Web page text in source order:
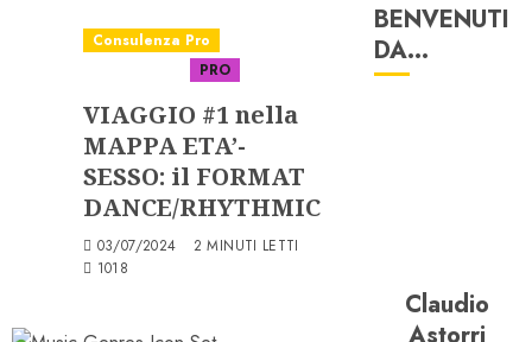
Consulenza Pro
PRO
VIAGGIO #1 nella
MAPPA ETA’-
SESSO: il FORMAT
DANCE/RHYTHMIC
03/07/2024
2 MINUTI LETTI
1018
BENVENUTI
DA…
Claudio